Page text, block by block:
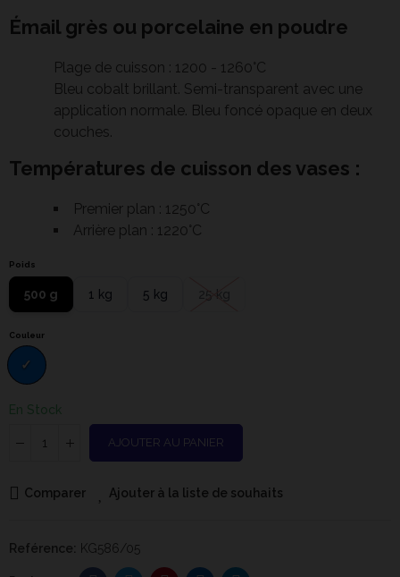
Émail grès ou porcelaine en poudre
Plage de cuisson : 1200 - 1260°C
Bleu cobalt brillant. Semi-transparent avec une
application normale. Bleu foncé opaque en deux
couches.
Températures de cuisson des vases :
Premier plan : 1250°C
Arrière plan : 1220°C
Poids
500 g 1 kg 5 kg
Couleur
En Stock
AJOUTER AU PANIER
Comparer Ajouter à la liste de souhaits
Reférence: KG586/05